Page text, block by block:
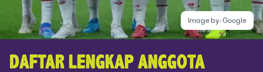
Image by:Google
DAFTAR LENGKAP ANGGOTA